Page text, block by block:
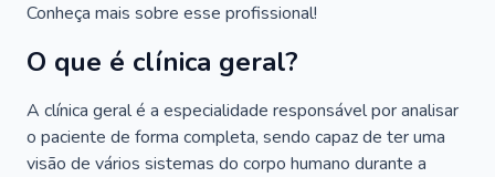
Conheça mais sobre esse profissional!
O que é clínica geral?
A clínica geral é a especialidade responsável por analisar
o paciente de forma completa, sendo capaz de ter uma
visão de vários sistemas do corpo humano durante a